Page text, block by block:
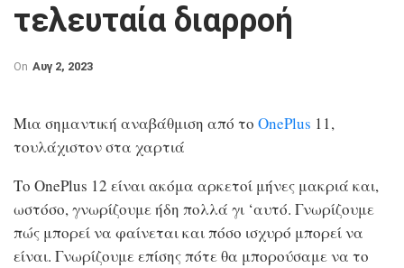
τελευταία διαρροή
On Αυγ 2, 2023
Μια σημαντική αναβάθμιση από το OnePlus 11,
τουλάχιστον στα χαρτιά
Το OnePlus 12 είναι ακόμα αρκετοί μήνες μακριά και,
ωστόσο, γνωρίζουμε ήδη πολλά γι ‘αυτό. Γνωρίζουμε
πώς μπορεί να φαίνεται και πόσο ισχυρό μπορεί να
είναι. Γνωρίζουμε επίσης πότε θα μπορούσαμε να το